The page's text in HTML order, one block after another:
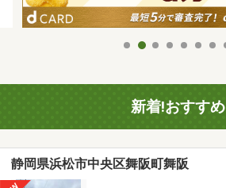
新着!おすすめ
静岡県浜松市中央区舞阪町舞阪